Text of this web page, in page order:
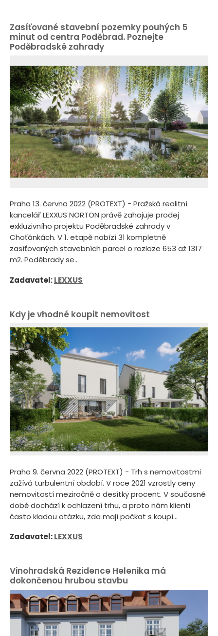
Zasíťované stavební pozemky pouhých 5
minut od centra Poděbrad. Poznejte
Poděbradské zahrady
Praha 13. června 2022 (PROTEXT) - Pražská realitní
kancelář LEXXUS NORTON právě zahajuje prodej
exkluzivního projektu Poděbradské zahrady v
Choťánkách. V 1. etapě nabízí 31 kompletně
zasíťovaných stavebních parcel o rozloze 653 až 1317
m2. Poděbrady se...
Zadavatel:LEXXUS
Kdy je vhodné koupit nemovitost
Praha 9. června 2022 (PROTEXT) - Trh s nemovitostmi
zažívá turbulentní období. V roce 2021 vzrostly ceny
nemovitostí meziročně o desítky procent. V současné
době dochází k ochlazení trhu, a proto nám klienti
často kladou otázku, zda mají počkat s koupí...
Zadavatel:LEXXUS
Vinohradská Rezidence Helenika má
dokončenou hrubou stavbu